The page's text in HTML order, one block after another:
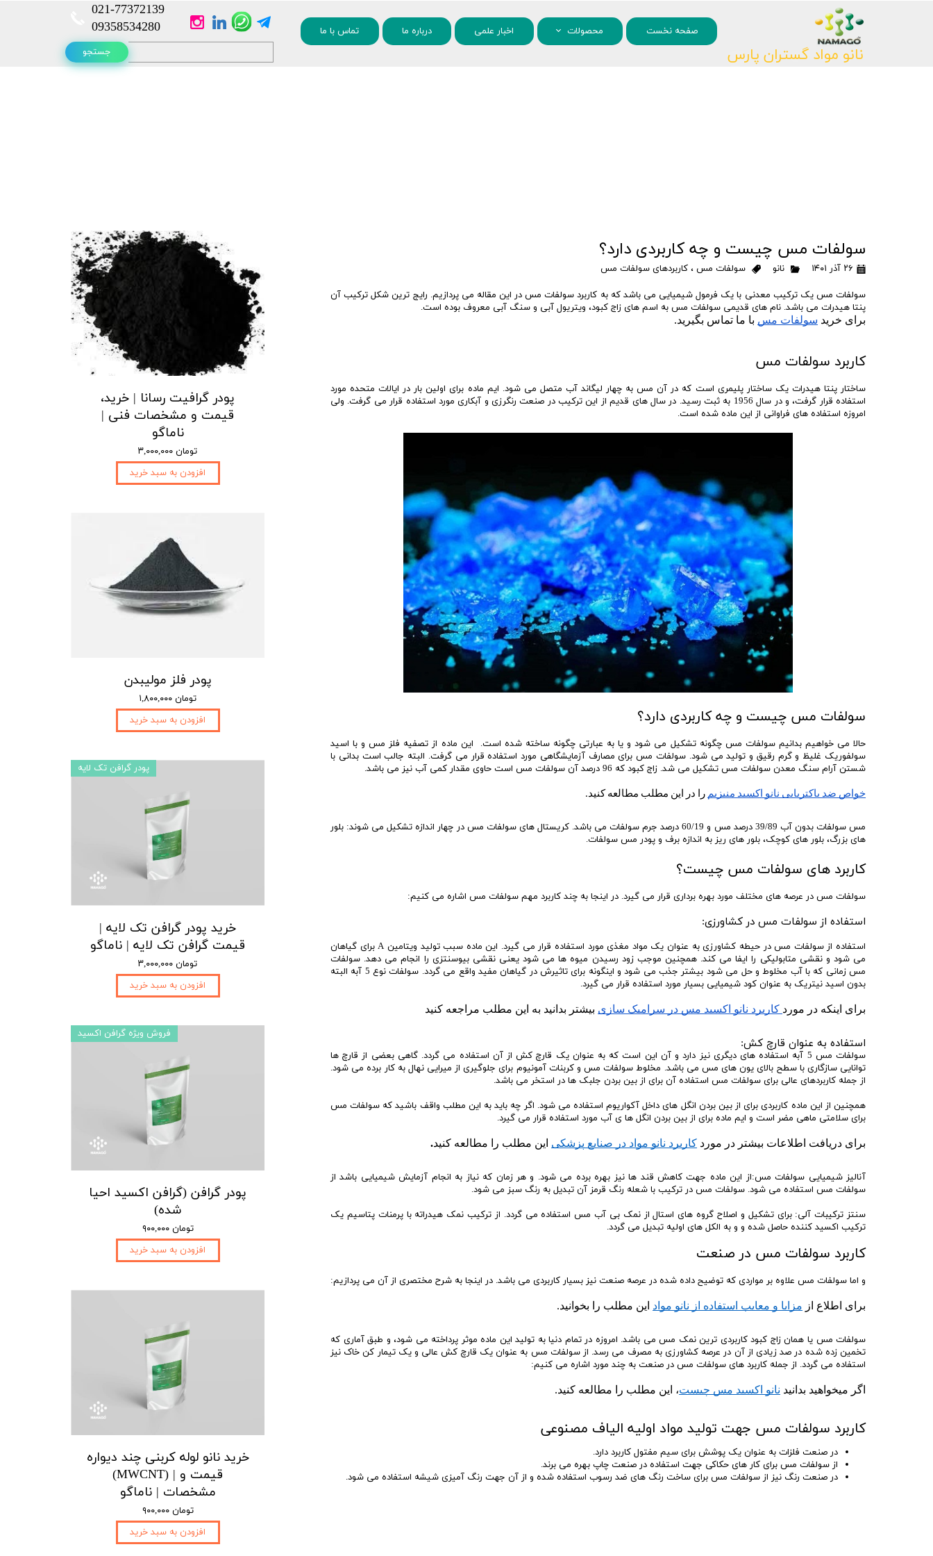
صفحه نخست محصولات اخبار علمی درباره ما تماس با ما
نانو مواد گستران پارس
021-77372139​​​​​​​
​​​​​​​09358534280
جستجو
۰
سولفات مس چیست و چه کاربردی دارد؟
۲۶ آذر ۱۴۰۱ نانو سولفات مس، کاربردهای سولفات مس
سولفات مس یک ترکیب معدنی با یک فرمول شیمیایی می باشد که به کاربرد سولفات مس در این مقاله می پردازیم. رایج ترین شکل ترکیب آن
پنتا هیدرات می باشد. نام های قدیمی سولفات مس به اسم های زاج کبود، ویتریول آبی و سنگ آبی معروف بوده است.
برای خرید سولفات مس با ما تماس بگیرید.
کاربرد سولفات مس
ساختار پنتا هیدرات یک ساختار پلیمری است که در آن مس به چهار لیگاند آب متصل می شود. ایم ماده برای اولین بار در ایالات متحده مورد
استفاده قرار گرفت، و در سال 1956 به ثبت رسید. در سال های قدیم از این ترکیب در صنعت رنگرزی و آبکاری مورد استفاده قرار می گرفت. ولی
امروزه استفاده های فراوانی از این ماده شده است.
سولفات مس چیست و چه کاربردی دارد؟
حالا می خواهیم بدانیم سولفات مس چگونه تشکیل می شود و یا به عبارتی چگونه ساخته شده است. این ماده از تصفیه فلز مس و با اسید
سولفوریک غلیظ و گرم رقیق و تولید می شود. سولفات مس برای مصارف آزمایشگاهی مورد استفاده قرار می گرفت. البته جالب است بدانی با
شستن آرام سنگ معدن سولفات مس تشکیل می شد. زاج کبود که 96 درصد آن سولفات مس است حاوی مقدار کمی آب نیز می باشد.
خواص ضد باکتریایی نانو اکسید منیزیم را در این مطلب مطالعه کنید.
مس سولفات بدون آب 39/89 درصد مس و 60/19 درصد جرم سولفات می باشد. کریستال های سولفات مس در چهار اندازه تشکیل می شوند: بلور
های بزرگ، بلور های کوچک، بلور های ریز به اندازه برف و پودر مس سولفات.
کاربرد های سولفات مس چیست؟
سولفات مس در عرصه های مختلف مورد بهره برداری قرار می گیرد. در اینجا به چند کاربرد مهم سولفات مس اشاره می کنیم:
استفاده از سولفات مس در کشاورزی:
استفاده از سولفات مس در حیطه کشاورزی به عنوان یک مواد مغذی مورد استفاده قرار می گیرد. این ماده سبب تولید ویتامین A برای گیاهان
می شود و نقشی متابولیکی را ایفا می کند. همچنین موجب زود رسیدن میوه ها می شود یعنی نقشی بیوسنتزی را انجام می دهد. سولفات
مس زمانی که با آب مخلوط و حل می شود بیشتر جذب می شود و اینگونه برای تاثیرش در گیاهان مفید واقع می گردد. سولفات نوع 5 آبه البته
بدون اسید نیتریک به عنوان کود شیمیایی بسیار مورد استفاده قرار می گیرد.
برای اینکه در مورد کاربرد نانو اکسید مس در سرامیک سازی بیشتر بدانید به این مطلب مراجعه کنید
استفاده به عنوان قارچ کش:
سولفات مس 5 آبه استفاده های دیگری نیز دارد و آن این است که به عنوان یک قارچ کش از آن استفاده می گردد. گاهی بعضی از قارچ ها
توانایی سازگاری با سطح بالای یون های مس می باشد. مخلوط سولفات مس و کربنات آمونیوم برای جلوگیری از میرایی نهال به کار برده می شود.
از جمله کاربردهای عالی برای سولفات مس استفاده آن برای از بین بردن جلبک ها در استخر می باشد.
همچنین از این ماده کاربردی برای از بین بردن انگل های داخل آکواریوم استفاده می شود. اگر چه باید به این مطلب واقف باشید که سولفات مس
برای سلامتی ماهی مضر است و ایم ماده برای از بین بردن انگل ها ی آب مورد استفاده قرار می گیرد.
برای دریافت اطلاعات بیشتر در مورد کاربرد نانو مواد در صنایع پزشکی این مطلب را مطالعه کنید.
آنالیز شیمیایی سولفات مس:از این ماده جهت کاهش قند ها نیز بهره برده می شود. و هر زمان که نیاز به انجام آزمایش شیمیایی باشد از
سولفات مس استفاده می شود. سولفات مس در ترکیب با شعله رنگ قرمز آن تبدیل به رنگ سبز می شود.
سنتز ترکیبات آلی: برای تشکیل و اصلاح گروه های استال از نمک بی آب مس استفاده می گردد. از ترکیب نمک هیدراته با پرمنات پتاسیم یک
ترکیب اکسید کننده حاصل شده و و به الکل های اولیه تبدیل می گردد.
کاربرد سولفات مس در صنعت
و اما سولفات مس علاوه بر مواردی که توضیح داده شده در عرصه صنعت نیز بسیار کاربردی می باشد. در اینجا به شرح مختصری از آن می پردازیم:
برای اطلاع از مزایا و معایب استفاده از نانو مواد این مطلب را بخوانید.
سولفات مس یا همان زاج کبود کاربردی ترین نمک مس می باشد. امروزه در تمام دنیا به تولید این ماده موثر پرداخته می شود، و طبق آماری که
تخمین زده شده در صد زیادی از آن در عرصه کشاورزی به مصرف می رسد. از سولفات مس به عنوان یک قارچ کش عالی و یک تیمار کن خاک نیز
استفاده می گردد. از جمله کاربرد های سولفات مس در صنعت به چند مورد اشاره می کنیم:
اگر میخواهید بدانید نانو اکسید مس چیست، این مطلب را مطالعه کنید.
کاربرد سولفات مس جهت تولید مواد اولیه الیاف مصنوعی
در صنعت فلزات به عنوان یک پوشش برای سیم مفتول کاربرد دارد.
از سولفات مس برای کار های حکاکی جهت استفاده در صنعت چاپ بهره می برند.
در صنعت رنگ نیز از سولفات مس برای ساخت رنگ های ضد رسوب استفاده شده و از آن جهت رنگ آمیزی شیشه استفاده می شود.
پودر گرافیت رسانا | خرید،
قیمت و مشخصات فنی |
ناماگو
۳,۰۰۰,۰۰۰ تومان
افزودن به سبد خرید
پودر فلز مولیبدن
۱,۸۰۰,۰۰۰ تومان
افزودن به سبد خرید
خرید پودر گرافن تک لایه |
قیمت گرافن تک لایه | ناماگو
۳,۰۰۰,۰۰۰ تومان
افزودن به سبد خرید
پودر گرافن تک لایه
پودر گرافن (گرافن اکسید احیا
شده)
۹۰۰,۰۰۰ تومان
افزودن به سبد خرید
فروش ویژه گرافن اکسید
خرید نانو لوله کربنی چند دیواره
(MWCNT) | قیمت و
مشخصات | ناماگو
۹۰۰,۰۰۰ تومان
افزودن به سبد خرید